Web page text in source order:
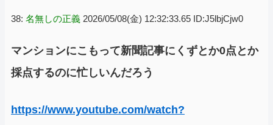
38: 名無しの正義 2026/05/08(金) 12:32:33.65 ID:J5lbjCjw0
マンションにこもって新聞記事にくずとか0点とか
採点するのに忙しいんだろう
https://www.youtube.com/watch?